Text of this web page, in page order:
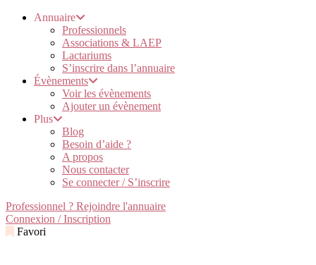
Annuaire
Professionnels
Associations & LAEP
Lactariums
S’inscrire dans l’annuaire
Évènements
Voir les évènements
Ajouter un évènement
Plus
Blog
Besoin d’aide ?
A propos
Nous contacter
Se connecter / S’inscrire
Professionnel ? Rejoindre l'annuaire
Connexion / Inscription
Favori